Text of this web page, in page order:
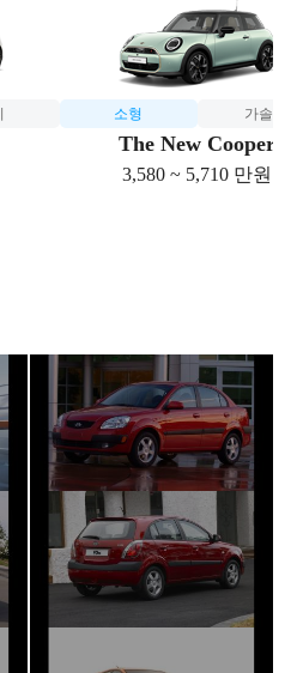
소형 가솔린
The New Cooper
3,580 ~ 5,710 만원